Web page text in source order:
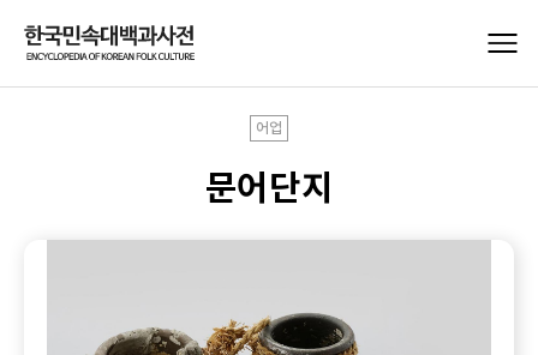
어업
문어단지